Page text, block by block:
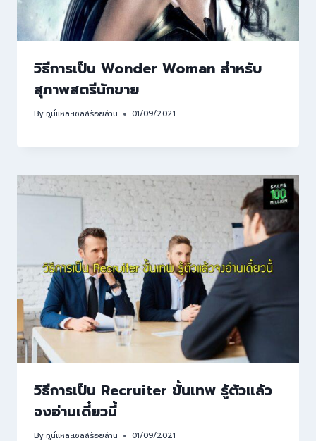
วิธีการเป็น Wonder Woman สำหรับ
สุภาพสตรีนักขาย
Byกูนี่แหละเซลล์ร้อยล้าน 01/09/2021
วิธีการเป็น Recruiter ขั้นเทพ รู้ตัวแล้ว
จงอ่านเดี๋ยวนี้
Byกูนี่แหละเซลล์ร้อยล้าน 01/09/2021